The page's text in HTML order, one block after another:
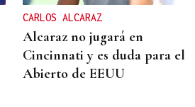
CARLOS ALCARAZ
Alcaraz no jugará en
Cincinnati y es duda para el
Abierto de EEUU